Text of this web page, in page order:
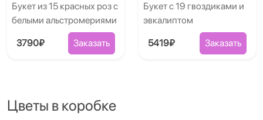
Букет из 15 красных роз с
белыми альстромериями
3790₽ Заказать
Букет с 19 гвоздиками и
эвкалиптом
5419₽ Заказать
Цветы в коробке